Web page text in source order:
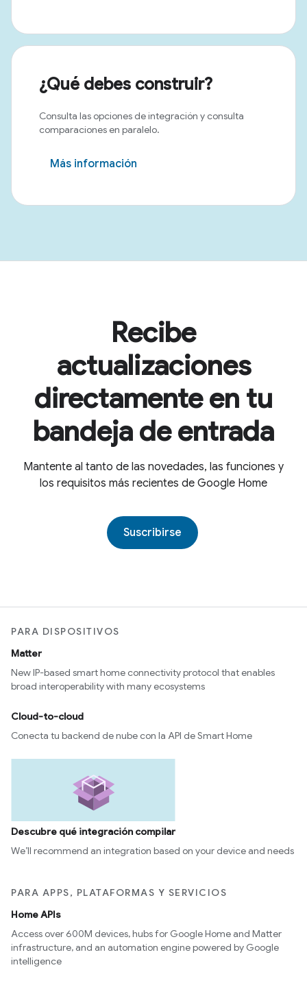
¿Qué debes construir?
Consulta las opciones de integración y consulta
comparaciones en paralelo.
Más información
Recibe
actualizaciones
directamente en tu
bandeja de entrada
Mantente al tanto de las novedades, las funciones y
los requisitos más recientes de Google Home
Suscribirse
PARA DISPOSITIVOS
Matter
New IP-based smart home connectivity protocol that enables
broad interoperability with many ecosystems
Cloud-to-cloud
Conecta tu backend de nube con la API de Smart Home
Descubre qué integración compilar
We’ll recommend an integration based on your device and needs
PARA APPS, PLATAFORMAS Y SERVICIOS
Home APIs
Access over 600M devices, hubs for Google Home and Matter
infrastructure, and an automation engine powered by Google
intelligence